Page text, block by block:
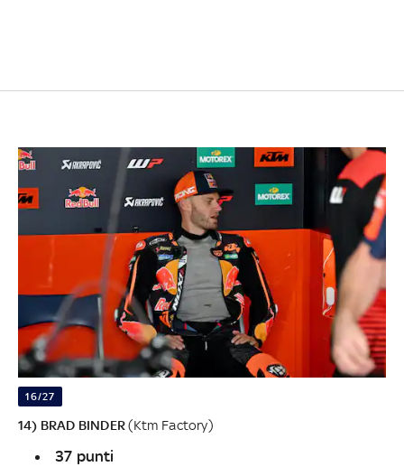
16/27
14) BRAD BINDER(Ktm Factory)
37 punti